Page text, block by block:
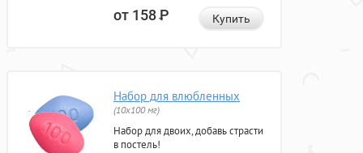
от 158Р Купить
Набор для влюбленных
(10х100 мг)
Набор для двоих, добавь страсти
в постель!